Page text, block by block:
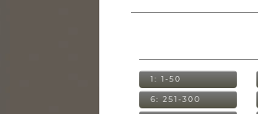
1: 1-50
6: 251-300